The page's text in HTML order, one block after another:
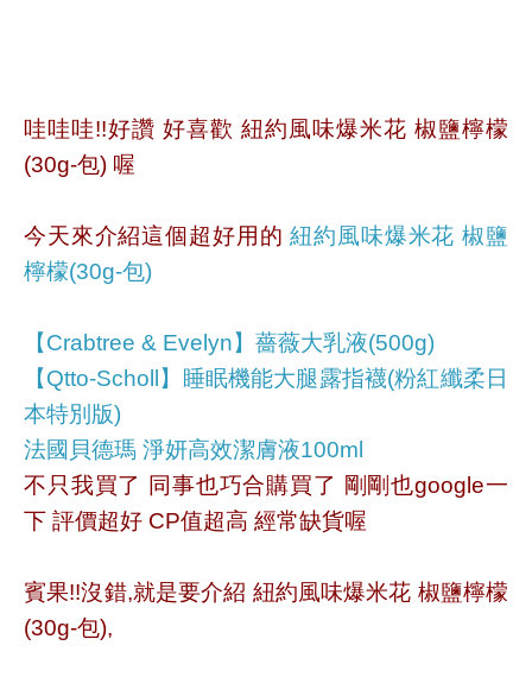
哇哇哇!!好讚 好喜歡 紐約風味爆米花 椒鹽檸檬
(30g-包) 喔
今天來介紹這個超好用的紐約風味爆米花 椒鹽
檸檬(30g-包)
【Crabtree & Evelyn】薔薇大乳液(500g)
【Qtto-Scholl】睡眠機能大腿露指襪(粉紅纖柔日
本特別版)
法國貝德瑪 淨妍高效潔膚液100ml
不只我買了 同事也巧合購買了 剛剛也google一
下 評價超好 CP值超高 經常缺貨喔
賓果!!沒錯,就是要介紹 紐約風味爆米花 椒鹽檸檬
(30g-包),